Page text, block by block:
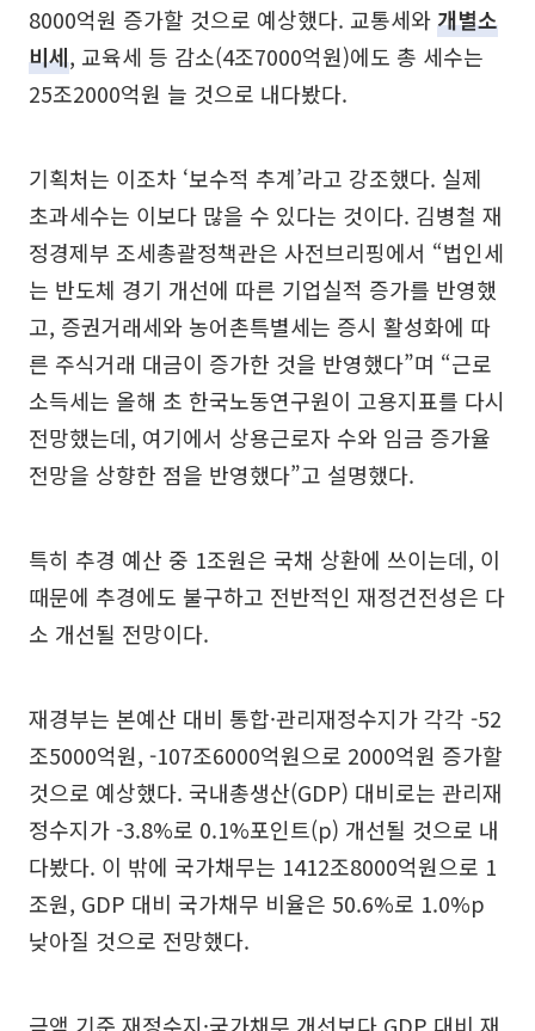
8000억원 증가할 것으로 예상했다. 교통세와개별소
비세, 교육세 등 감소(4조7000억원)에도 총 세수는
25조2000억원 늘 것으로 내다봤다.
기획처는 이조차 ‘보수적 추계’라고 강조했다. 실제
초과세수는 이보다 많을 수 있다는 것이다. 김병철 재
정경제부 조세총괄정책관은 사전브리핑에서 “법인세
는 반도체 경기 개선에 따른 기업실적 증가를 반영했
고, 증권거래세와 농어촌특별세는 증시 활성화에 따
른 주식거래 대금이 증가한 것을 반영했다”며 “근로
소득세는 올해 초 한국노동연구원이 고용지표를 다시
전망했는데, 여기에서 상용근로자 수와 임금 증가율
전망을 상향한 점을 반영했다”고 설명했다.
특히 추경 예산 중 1조원은 국채 상환에 쓰이는데, 이
때문에 추경에도 불구하고 전반적인 재정건전성은 다
소 개선될 전망이다.
재경부는 본예산 대비 통합·관리재정수지가 각각 -52
조5000억원, -107조6000억원으로 2000억원 증가할
것으로 예상했다. 국내총생산(GDP) 대비로는 관리재
정수지가 -3.8%로 0.1%포인트(p) 개선될 것으로 내
다봤다. 이 밖에 국가채무는 1412조8000억원으로 1
조원, GDP 대비 국가채무 비율은 50.6%로 1.0%p
낮아질 것으로 전망했다.